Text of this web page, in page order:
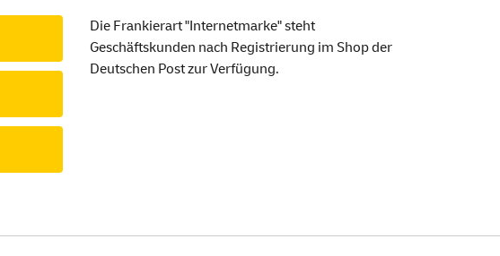
Die Frankierart "Internetmarke" steht
Geschäftskunden nach Registrierung im Shop der
Deutschen Post zur Verfügung.